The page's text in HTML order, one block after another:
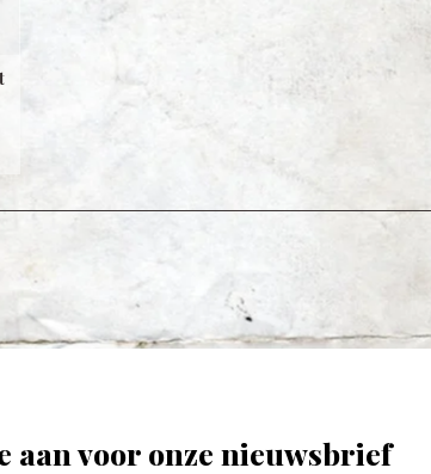
aan voor onze nieuwsbrief